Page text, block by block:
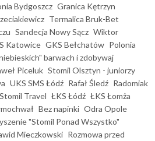
Bydgoszcz Granica Kętrzyn
Termalica Bruk-Bet
Sandecja Nowy Sącz Wiktor
Katowice GKS Bełchatów Polonia
barwach i zdobywaj
Piceluk Stomil Olsztyn - juniorzy
UKS SMS Łódź Rafał Śledź Radomiak
Stomil Travel ŁKS Łódź ŁKS Łomża
Bez napinki Odra Opole
"Stomil Ponad Wszystko"
Mieczkowski Rozmowa przed